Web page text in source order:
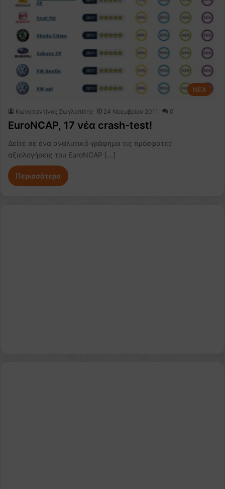
NEA
Κωνσταντίνος Ζωγλοπίτης 24 Νοεμβρίου 2011 0
EuroNCAP, 17 νέα crash-test!
Δείτε σε ένα αναλυτικό γράφημα τις πρόσφατες
αξιολογήσεις του EuroNCAP [...]
Περισσότερα